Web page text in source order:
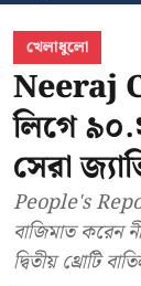
খেলাধুলো
Neeraj
লিগে
সেরা
People's
বাজিমাত করেন
দ্বিতীয় থ্রোটি